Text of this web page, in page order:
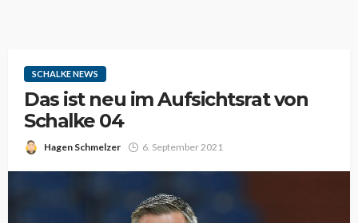
SCHALKE NEWS
Das ist neu im Aufsichtsrat von
Schalke 04
Hagen Schmelzer 6. September 2021